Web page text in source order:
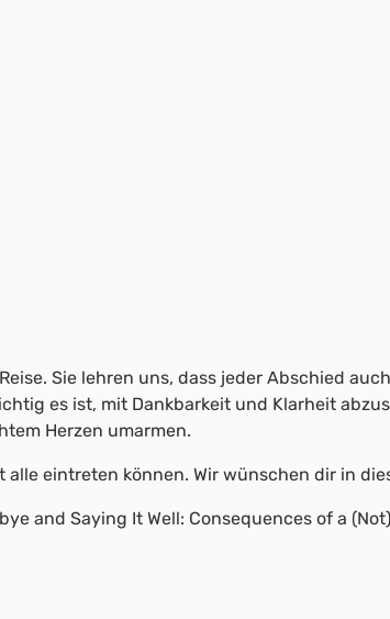
Sie lehren uns, dass jeder Abschied
es ist, mit Dankbarkeit und Klarheit
Herzen umarmen.
eintreten können. Wir wünschen dir in
and Saying It Well: Consequences of a